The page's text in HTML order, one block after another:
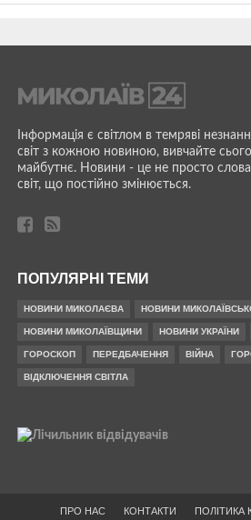
Інформація є світлом в темряві
світ з кожною новиною, вивчайте
майбутнє. Новини - це не просто
світ, що постійно змінюється.
ПОПУЛЯРНІ ТЕМИ
НОВИНИ МИКОЛАЄВА НОВИНИ
НОВИНИ МИКОЛАЇВЩИНИ НОВИНИ УКРАЇНИ
ГОРОСКОП ПЕРЕДБАЧЕННЯ ВІЙНА
ВІДКЛЮЧЕННЯ СВІТЛА
ПРО НАС КОНТАКТИ ПОЛІТИКА